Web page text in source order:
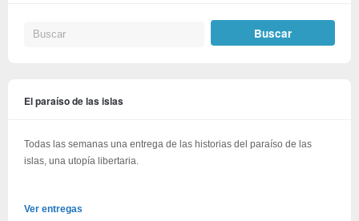
El paraíso de las islas
Todas las semanas una entrega de las historias del paraíso de las
islas, una utopía libertaria.
Ver entregas